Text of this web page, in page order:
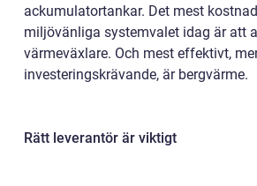
ackumulatortankar. Det mest
miljövänliga systemvalet idag är att
värmeväxlare. Och mest effektivt,
investeringskrävande, är bergvärme.
Rätt leverantör är viktigt